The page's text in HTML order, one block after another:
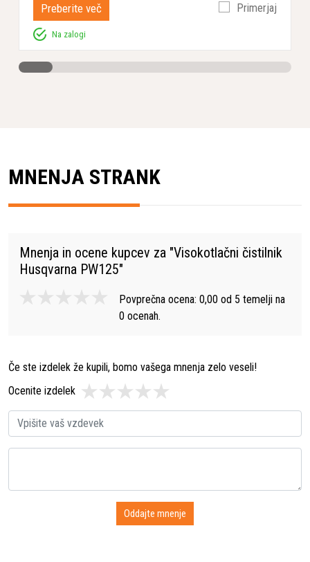
Preberite več Primerjaj
Na zalogi
MNENJA STRANK
Mnenja in ocene kupcev za "Visokotlačni čistilnik
Husqvarna PW125"
Povprečna ocena: 0,00 od 5 temelji na
0 ocenah.
Če ste izdelek že kupili, bomo vašega mnenja zelo veseli!
Ocenite izdelek